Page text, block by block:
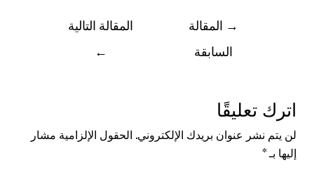
→ المقالة
السابقة
المقالة التالية
←
اترك تعليقًا
لن يتم نشر عنوان بريدك الإلكتروني. الحقول الإلزامية مشار
إليها بـ*